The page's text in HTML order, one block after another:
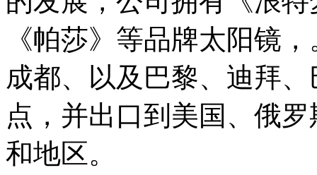
《帕莎》等品牌太阳镜
成都、以及巴黎、迪拜
点，并出口到美国、俄
和地区。